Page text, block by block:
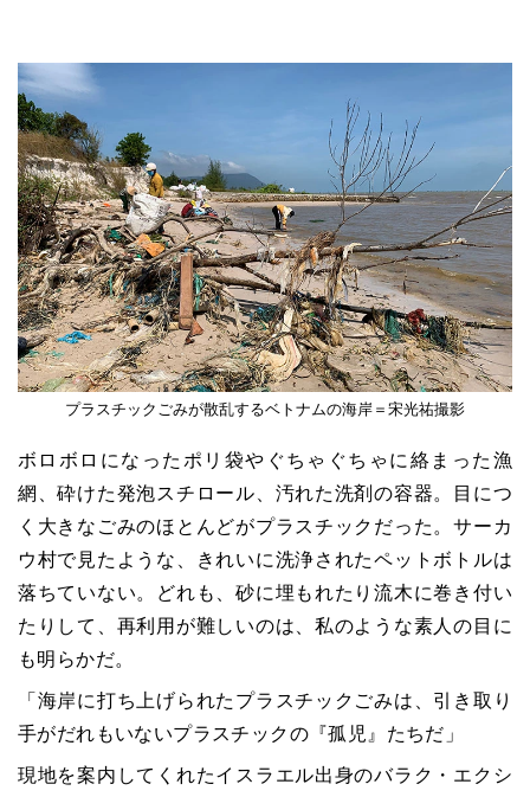
プラスチックごみが散乱するベトナムの海岸＝宋光祐撮影
ボロボロになったポリ袋やぐちゃぐちゃに絡まった漁
網、砕けた発泡スチロール、汚れた洗剤の容器。目につ
く大きなごみのほとんどがプラスチックだった。サーカ
ウ村で見たような、きれいに洗浄されたペットボトルは
落ちていない。どれも、砂に埋もれたり流木に巻き付い
たりして、再利用が難しいのは、私のような素人の目に
も明らかだ。
「海岸に打ち上げられたプラスチックごみは、引き取り
手がだれもいないプラスチックの『孤児』たちだ」
現地を案内してくれたイスラエル出身のバラク・エクシ